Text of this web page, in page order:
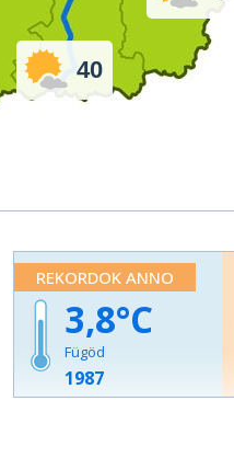
40
REKORDOK ANNO
3,8
Fügöd
1987